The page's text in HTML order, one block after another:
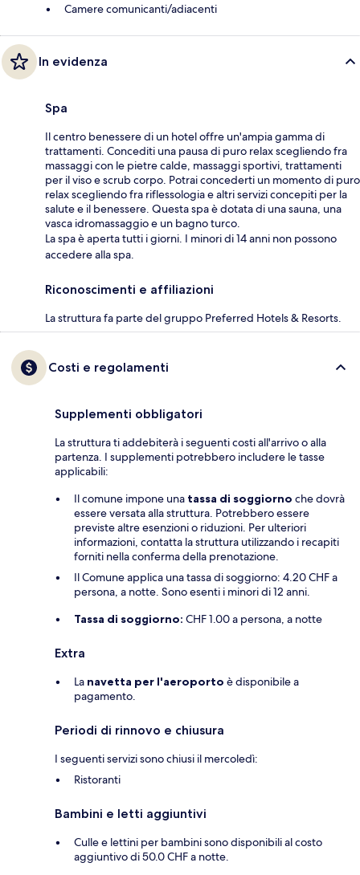
Camere comunicanti/adiacenti
In evidenza
Spa
Il centro benessere di un hotel offre un'ampia gamma di
trattamenti. Concediti una pausa di puro relax scegliendo fra
massaggi con le pietre calde, massaggi sportivi, trattamenti
per il viso e scrub corpo. Potrai concederti un momento di puro
relax scegliendo fra riflessologia e altri servizi concepiti per la
salute e il benessere. Questa spa è dotata di una sauna, una
vasca idromassaggio e un bagno turco.
La spa è aperta tutti i giorni. I minori di 14 anni non possono
accedere alla spa.
Riconoscimenti e affiliazioni
La struttura fa parte del gruppo Preferred Hotels & Resorts.
Costi e regolamenti
Supplementi obbligatori
La struttura ti addebiterà i seguenti costi all'arrivo o alla
partenza. I supplementi potrebbero includere le tasse
applicabili:
Il comune impone una tassa di soggiorno che dovrà
essere versata alla struttura. Potrebbero essere
previste altre esenzioni o riduzioni. Per ulteriori
informazioni, contatta la struttura utilizzando i recapiti
forniti nella conferma della prenotazione.
Il Comune applica una tassa di soggiorno: 4.20 CHF a
persona, a notte. Sono esenti i minori di 12 anni.
Tassa di soggiorno: CHF 1.00 a persona, a notte
Extra
La navetta per l'aeroporto è disponibile a
pagamento.
Periodi di rinnovo e chiusura
I seguenti servizi sono chiusi il mercoledì:
Ristoranti
Bambini e letti aggiuntivi
Culle e lettini per bambini sono disponibili al costo
aggiuntivo di 50.0 CHF a notte.